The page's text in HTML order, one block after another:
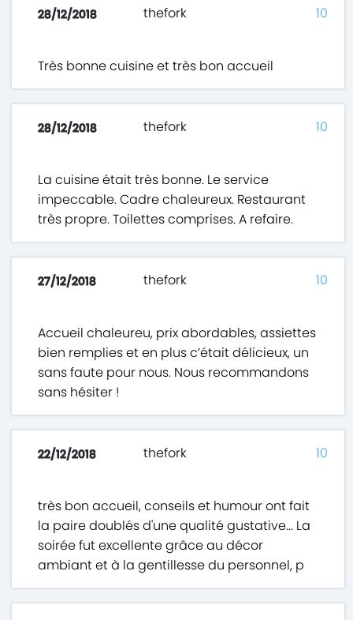
28/12/2018 thefork
Très bonne cuisine et très bon accueil
10
28/12/2018 thefork
La cuisine était très bonne. Le service
impeccable. Cadre chaleureux. Restaurant
très propre. Toilettes comprises. A refaire.
10
27/12/2018 thefork
Accueil chaleureu, prix abordables, assiettes
bien remplies et en plus c’était délicieux, un
sans faute pour nous. Nous recommandons
sans hésiter !
10
22/12/2018 thefork
très bon accueil, conseils et humour ont fait
la paire doublés d'une qualité gustative... La
soirée fut excellente grâce au décor
ambiant et à la gentillesse du personnel, p
10